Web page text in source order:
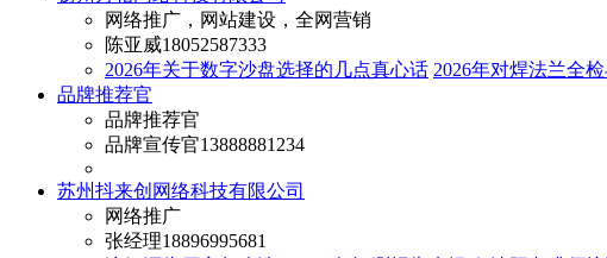
网络推广，网站建设，全网营销
陈亚威18052587333
2026年关于数字沙盘选择的几点真心话 2026年对焊法兰全
品牌推荐官
品牌推荐官
品牌宣传官13888881234
苏州抖来创网络科技有限公司
网络推广
张经理18896995681